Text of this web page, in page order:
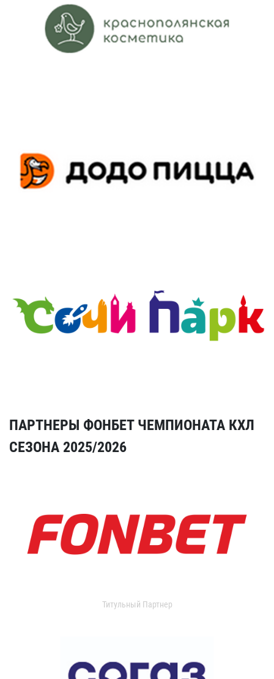
ПАРТНЕРЫ ФОНБЕТ ЧЕМПИОНАТА КХЛ
СЕЗОНА 2025/2026
Титульный Партнер